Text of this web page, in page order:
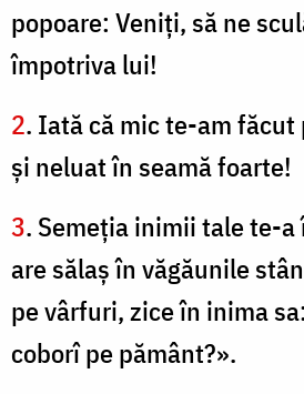
popoare: Veniţi, să ne
împotriva lui!
2. Iată că mic te-am
şi neluat în seamă foarte!
3. Semeţia inimii tale te-a
are sălaş în văgăunile
pe vârfuri, zice în inima
coborî pe pământ?».